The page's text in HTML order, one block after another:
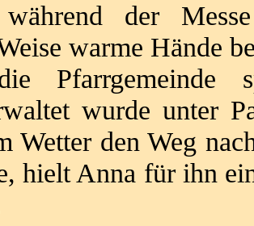
während der
warme Hände
Pfarrgemeinde
wurde unter
Wetter den Weg
hielt Anna für ihn